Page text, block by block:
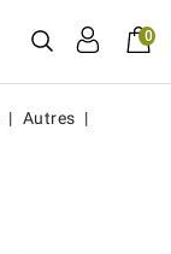
0
Autres